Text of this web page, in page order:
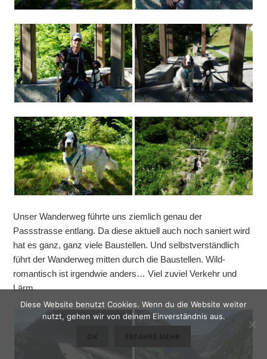
Unser Wanderweg führte uns ziemlich genau der
Passstrasse entlang. Da diese aktuell auch noch saniert wird
hat es ganz, ganz viele Baustellen. Und selbstverständlich
führt der Wanderweg mitten durch die Baustellen. Wild-
romantisch ist irgendwie anders… Viel zuviel Verkehr und
Lärm.
Diese Website benutzt Cookies. Wenn du die Website weiter
nutzt, gehen wir von deinem Einverständnis aus.